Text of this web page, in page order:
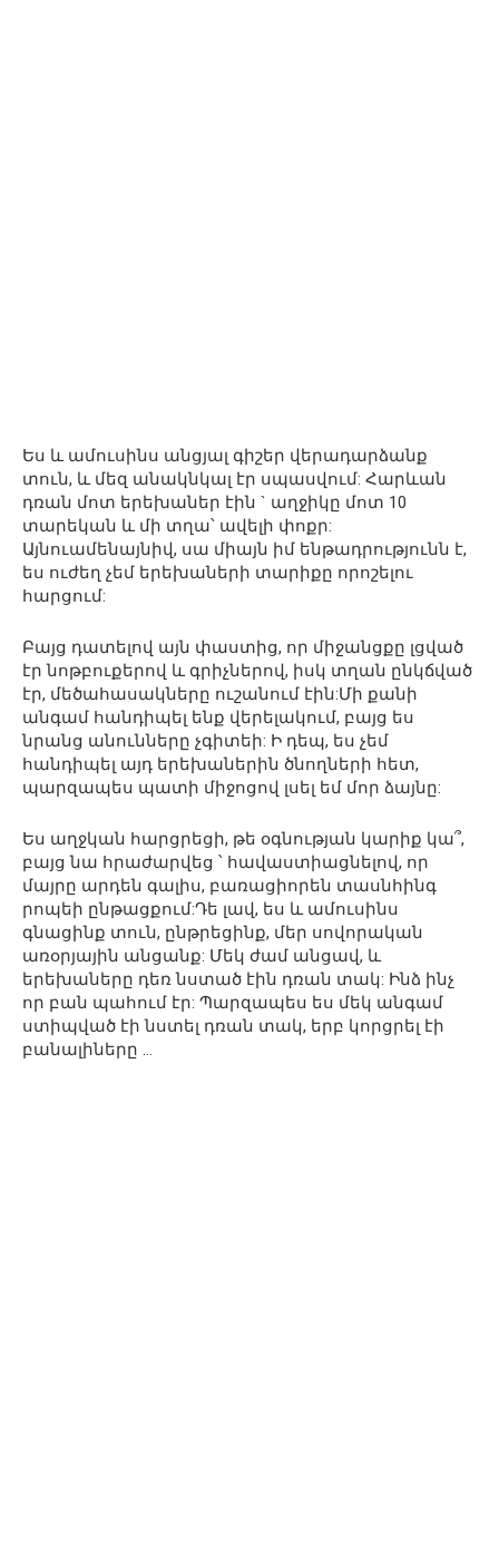
Ես և ամուսինս անցյալ գիշեր վերադարձանք
տուն, և մեզ անակնկալ էր սպասվում: Հարևան
դռան մոտ երեխաներ էին ` աղջիկը մոտ 10
տարեկան և մի տղա՝ ավելի փոքր:
Այնուամենայնիվ, սա միայն իմ ենթադրությունն է,
ես ուժեղ չեմ երեխաների տարիքը որոշելու
հարցում:
Բայց դատելով այն փաստից, որ միջանցքը լցված
էր նոթբուքերով և գրիչներով, իսկ տղան ընկճված
էր, մեծահասակները ուշանում էին:Մի քանի
անգամ հանդիպել ենք վերելակում, բայց ես
նրանց անունները չգիտեի: Ի դեպ, ես չեմ
հանդիպել այդ երեխաներին ծնողների հետ,
պարզապես պատի միջոցով լսել եմ մոր ձայնը:
Ես աղջկան հարցրեցի, թե օգնության կարիք կա՞,
բայց նա հրաժարվեց ՝ հավաստիացնելով, որ
մայրը արդեն գալիս, բառացիորեն տասնհինգ
րոպեի ընթացքում:Դե լավ, ես և ամուսինս
գնացինք տուն, ընթրեցինք, մեր սովորական
առօրյային անցանք: Մեկ ժամ անցավ, և
երեխաները դեռ նստած էին դռան տակ: Ինձ ինչ
որ բան պահում էր: Պարզապես ես մեկ անգամ
ստիպված էի նստել դռան տակ, երբ կորցրել էի
բանալիները …